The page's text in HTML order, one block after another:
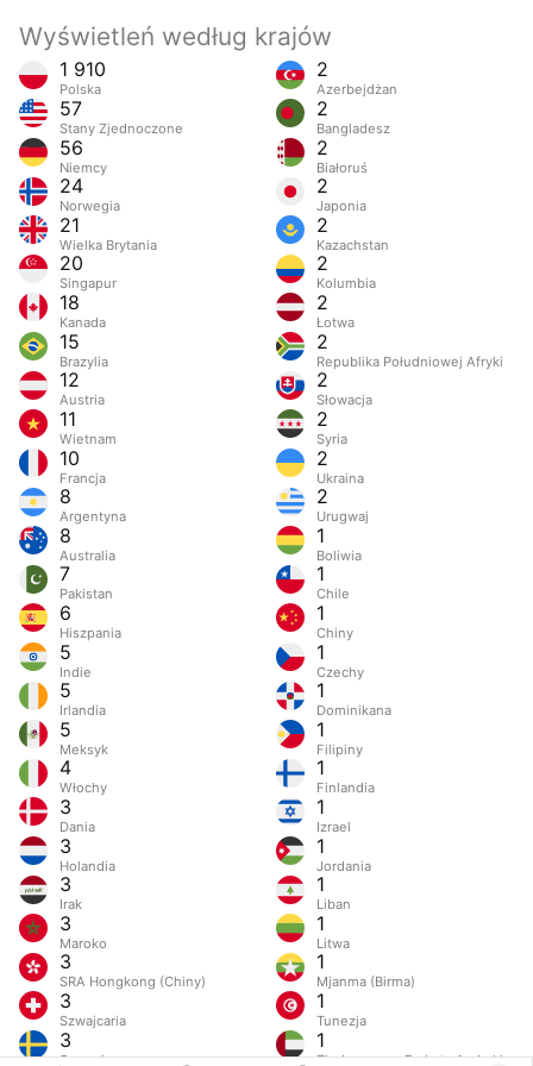
Wyświetleń według krajów
1 910
Polska
57
Stany Zjednoczone
56
Niemcy
24
Norwegia
21
Wielka Brytania
20
Singapur
18
Kanada
15
Brazylia
12
Austria
11
Wietnam
10
Francja
8
Argentyna
8
Australia
7
Pakistan
6
Hiszpania
5
Indie
5
Irlandia
5
Meksyk
4
Włochy
3
Dania
3
Holandia
3
Irak
3
Maroko
3
SRA Hongkong (Chiny)
3
Szwajcaria
3
Szwecja
2
Azerbejdżan
2
Bangladesz
2
Białoruś
2
Japonia
2
Kazachstan
2
Kolumbia
2
Łotwa
2
Republika Południowej Afryki
2
Słowacja
2
Syria
2
Ukraina
2
Urugwaj
1
Boliwia
1
Chile
1
Chiny
1
Czechy
1
Dominikana
1
Filipiny
1
Finlandia
1
Izrael
1
Jordania
1
Liban
1
Litwa
1
Mjanma (Birma)
1
Tunezja
1
Zjednoczone Emiraty Arabskie